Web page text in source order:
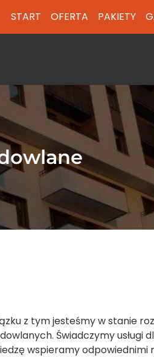
START OFERTA PAKIETY
z tym jesteśmy w stanie
Świadczymy usługi
wspieramy odpowiednimi